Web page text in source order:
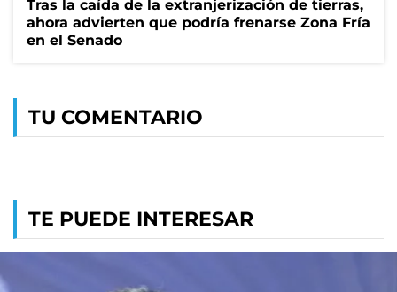
Tras la caída de la extranjerización de tierras,
ahora advierten que podría frenarse Zona Fría
en el Senado
TU COMENTARIO
TE PUEDE INTERESAR